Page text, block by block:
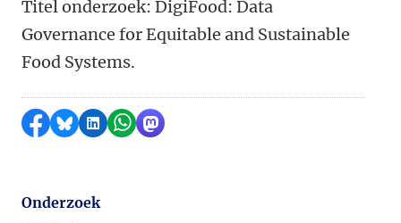
Titel onderzoek: DigiFood: Data
Governance for Equitable and Sustainable
Food Systems.
Delen op Facebook
Delen via Bluesky
Delen op LinkedIn
Delen via WhatsApp
Delen via Mastodon
Onderzoek